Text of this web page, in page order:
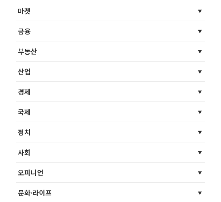
마켓
금융
부동산
산업
경제
국제
정치
사회
오피니언
문화·라이프